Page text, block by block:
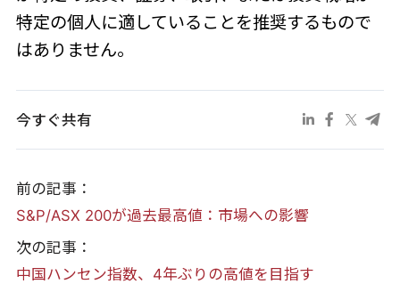
特定の個人に適していることを推奨するもので
はありません。
今すぐ共有
前の記事：
S&P/ASX 200が過去最高値：市場への影響
次の記事：
中国ハンセン指数、4年ぶりの高値を目指す